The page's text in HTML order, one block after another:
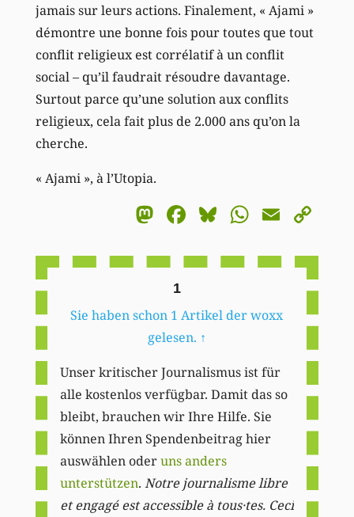
jamais sur leurs actions. Finalement, « Ajami »
démontre une bonne fois pour toutes que tout
conflit religieux est corrélatif à un conflit
social – qu’il faudrait résoudre davantage.
Surtout parce qu’une solution aux conflits
religieux, cela fait plus de 2.000 ans qu’on la
cherche.
« Ajami », à l’Utopia.
Mastodon
Facebook
BlueskyEmail
1
Sie haben schon 1 Artikel der woxx
gelesen. ↑
Unser kritischer Journalismus ist für
alle kostenlos verfügbar. Damit das so
bleibt, brauchen wir Ihre Hilfe. Sie
können Ihren Spendenbeitrag hier
auswählen oderuns anders
unterstützen. Notre journalisme libre
et engagé est accessible à tous·tes. Ceci